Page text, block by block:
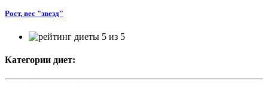
Рост, вес "звезд"
Категории диет: